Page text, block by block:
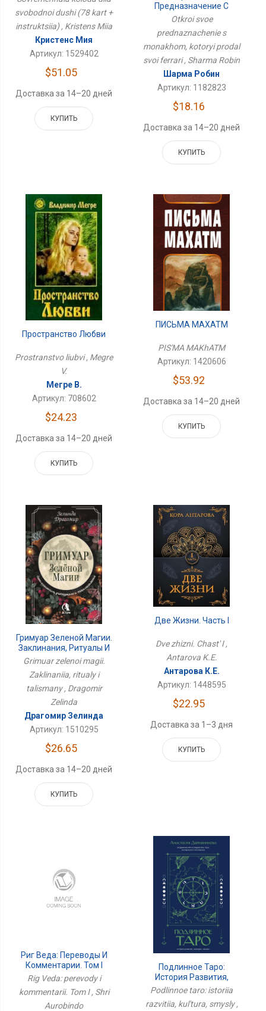
svobodnoi dushi (78 kart +
instruktsiia) , Kristens Miia
Кристенс Мия
Артикул: 1529402
$51.05
Доставка за 14–20 дней
КУПИТЬ
Предназначение С
Монахом, Который
Otkroi svoe
prednaznachenie s
monakhom, kotoryi prodal
svoi ferrari , Sharma Robin
Шарма Робин
Артикул: 1182823
$18.16
Доставка за 14–20 дней
КУПИТЬ
Пространство Любви
Prostranstvo liubvi , Megre
V.
Мегре В.
Артикул: 708602
$24.23
Доставка за 14–20 дней
КУПИТЬ
ПИСЬМА МАХАТМ
PIS'MA MAKhATM
Артикул: 1420606
$53.92
Доставка за 14–20 дней
КУПИТЬ
Гримуар Зеленой Магии.
Заклинания, Ритуалы И
Талисманы
Grimuar zelenoi magii.
Zaklinaniia, ritualy i
talismany , Dragomir
Zelinda
Драгомир Зелинда
Артикул: 1510295
$26.65
Доставка за 14–20 дней
КУПИТЬ
Две Жизни. Часть I
Dve zhizni. Chast' I ,
Antarova K.E.
Антарова К.Е.
Артикул: 1448595
$22.95
Доставка за 1–3 дня
КУПИТЬ
Риг Веда: Переводы И
Комментарии. Том I
Rig Veda: perevody i
kommentarii. Tom I , Shri
Aurobindo
Подлинное Таро:
История Развития,
Культура, Смыслы
Podlinnoe taro: istoriia
razvitiia, kul'tura, smysly ,